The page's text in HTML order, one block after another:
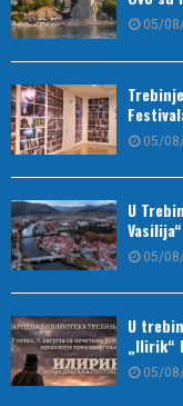
05/
05/
U
Vasilija“
05/
U
„Ilirik“
05/